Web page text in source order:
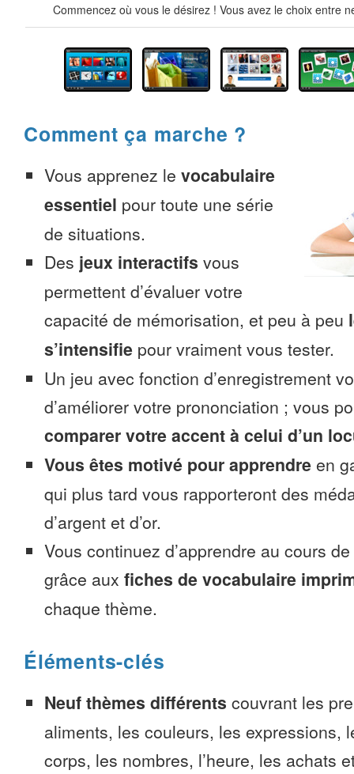
Commencez où vous le désirez ! Vous avez le choix entre
Comment ça marche ?
Vous apprenez le vocabulaire
essentiel pour toute une série
de situations.
Des jeux interactifs vous
permettent d’évaluer votre
capacité de mémorisation, et peu à peu
s’intensifie pour vraiment vous tester.
Un jeu avec fonction d’enregistrement
d’améliorer votre prononciation ; vous
comparer votre accent à celui d’un
Vous êtes motivé pour apprendre en
qui plus tard vous rapporteront des
d’argent et d’or.
Vous continuez d’apprendre au cours
grâce aux fiches de vocabulaire
chaque thème.
Éléments-clés
Neuf thèmes différents couvrant les
aliments, les couleurs, les expressions,
corps, les nombres, l’heure, les achats